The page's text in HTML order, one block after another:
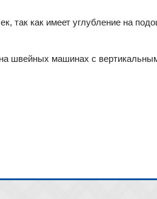
так как имеет углубление на
швейных машинах с